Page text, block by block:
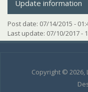
Update information
Post date: 07/14/2015 -
Last update: 07/10/2017 -
Copyright © 2026,